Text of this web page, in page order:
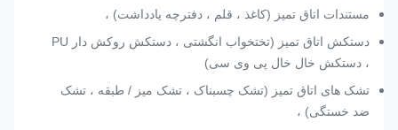
مستندات اتاق تمیز (کاغذ ، قلم ، دفترچه یادداشت) ،
دستکش اتاق تمیز (تختخواب انگشتی ، دستکش روکش دار PU
، دستکش خال خال پی وی سی)
تشک های اتاق تمیز (تشک چسبناک ، تشک میز / طبقه ، تشک
ضد خستگی) ،